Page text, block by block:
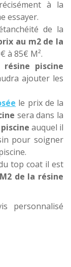
à la
essayer.
de la
au m2 de la
à 85€ M².
résine piscine
ajouter les
le prix de la
sera dans la
auquel il
pour soigner
top coat il est
de la résine
personnalisé